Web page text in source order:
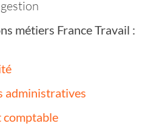
métiers France Travail :
administratives